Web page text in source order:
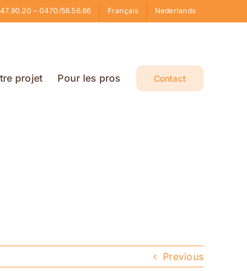
– 0470/56.56.66 Français Nederlands
projet Pour les pros Contact
Previous